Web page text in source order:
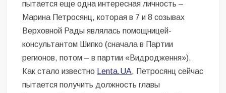
пытается еще одна интересная личность –
Марина Петросянц, которая в 7 и 8 созывах
Верховной Рады являлась помощницей-
консультантом Шипко (сначала в Партии
регионов, потом – в партии «Видродження»).
Как стало известно
Lenta.UA, Петросянц сейчас
пытается получить должность главы